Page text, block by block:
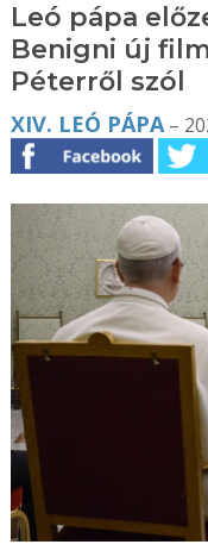
Leó pápa
Benigni új
Péterről szól
XIV. LEÓ PÁPA–